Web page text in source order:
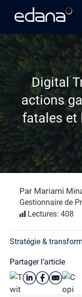
Digital
actions
fatales et
Par Mariami
Gestionnaire de
Lectures: 408
Stratégie &
Partager l’article